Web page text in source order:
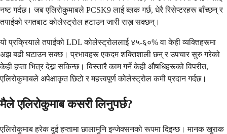
नष्ट गर्दछ। जब एलिरोकुमाबले PCSK9 लाई ब्लक गर्छ, धेरै रिसेप्टरहरू बाँच्छन् र
तपाईंको रगतबाट कोलेस्ट्रोल हटाउन जारी राख्न सक्छन्।
यो प्रक्रियाले तपाईंको LDL कोलेस्ट्रोललाई ४५-६०% वा केही व्यक्तिहरूमा
अझ बढी घटाउन सक्छ। प्रभावहरू एकदम शक्तिशाली छन् र उपचार सुरु गरेको
केही हप्ता भित्र देख्न सकिन्छ। बिस्तारै काम गर्ने केही औषधिहरूको विपरीत,
एलिरोकुमाबले अपेक्षाकृत छिटो र महत्त्वपूर्ण कोलेस्ट्रोल कमी प्रदान गर्दछ।
मैले एलिरोकुमाब कसरी लिनुपर्छ?
एलिरोकुमाब हरेक दुई हप्तामा छालामुनि इन्जेक्सनको रूपमा दिइन्छ। मानक खुराक